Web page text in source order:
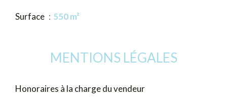
Surface 550 m²
MENTIONS LÉGALES
Honoraires à la charge du vendeur